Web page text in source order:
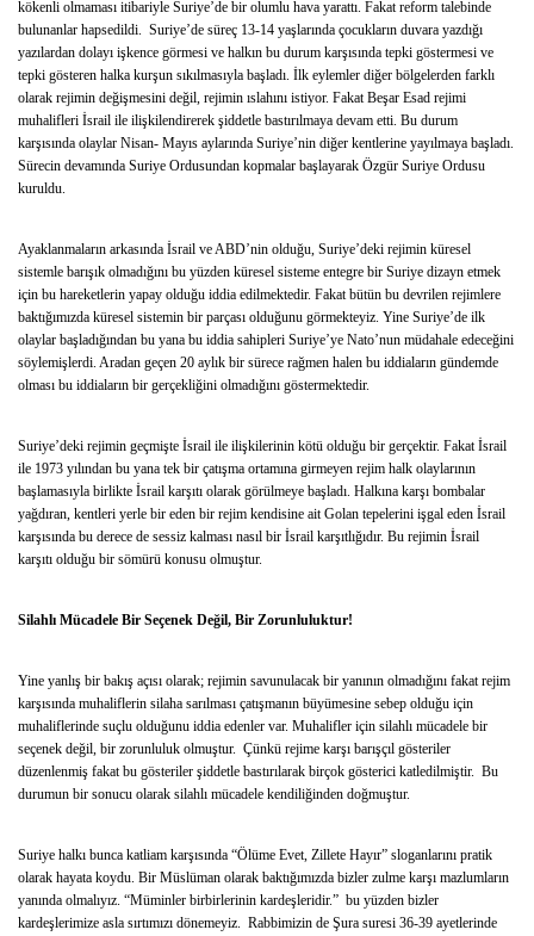
kökenli olmaması itibariyle Suriye’de bir olumlu hava yarattı. Fakat reform talebinde
bulunanlar hapsedildi. Suriye’de süreç 13-14 yaşlarında çocukların duvara yazdığı
yazılardan dolayı işkence görmesi ve halkın bu durum karşısında tepki göstermesi ve
tepki gösteren halka kurşun sıkılmasıyla başladı. İlk eylemler diğer bölgelerden farklı
olarak rejimin değişmesini değil, rejimin ıslahını istiyor. Fakat Beşar Esad rejimi
muhalifleri İsrail ile ilişkilendirerek şiddetle bastırılmaya devam etti. Bu durum
karşısında olaylar Nisan- Mayıs aylarında Suriye’nin diğer kentlerine yayılmaya başladı.
Sürecin devamında Suriye Ordusundan kopmalar başlayarak Özgür Suriye Ordusu
kuruldu.
Ayaklanmaların arkasında İsrail ve ABD’nin olduğu, Suriye’deki rejimin küresel
sistemle barışık olmadığını bu yüzden küresel sisteme entegre bir Suriye dizayn etmek
için bu hareketlerin yapay olduğu iddia edilmektedir. Fakat bütün bu devrilen rejimlere
baktığımızda küresel sistemin bir parçası olduğunu görmekteyiz. Yine Suriye’de ilk
olaylar başladığından bu yana bu iddia sahipleri Suriye’ye Nato’nun müdahale edeceğini
söylemişlerdi. Aradan geçen 20 aylık bir sürece rağmen halen bu iddiaların gündemde
olması bu iddiaların bir gerçekliğini olmadığını göstermektedir.
Suriye’deki rejimin geçmişte İsrail ile ilişkilerinin kötü olduğu bir gerçektir. Fakat İsrail
ile 1973 yılından bu yana tek bir çatışma ortamına girmeyen rejim halk olaylarının
başlamasıyla birlikte İsrail karşıtı olarak görülmeye başladı. Halkına karşı bombalar
yağdıran, kentleri yerle bir eden bir rejim kendisine ait Golan tepelerini işgal eden İsrail
karşısında bu derece de sessiz kalması nasıl bir İsrail karşıtlığıdır. Bu rejimin İsrail
karşıtı olduğu bir sömürü konusu olmuştur.
Silahlı Mücadele Bir Seçenek Değil, Bir Zorunluluktur!
Yine yanlış bir bakış açısı olarak; rejimin savunulacak bir yanının olmadığını fakat rejim
karşısında muhaliflerin silaha sarılması çatışmanın büyümesine sebep olduğu için
muhaliflerinde suçlu olduğunu iddia edenler var. Muhalifler için silahlı mücadele bir
seçenek değil, bir zorunluluk olmuştur. Çünkü rejime karşı barışçıl gösteriler
düzenlenmiş fakat bu gösteriler şiddetle bastırılarak birçok gösterici katledilmiştir. Bu
durumun bir sonucu olarak silahlı mücadele kendiliğinden doğmuştur.
Suriye halkı bunca katliam karşısında “Ölüme Evet, Zillete Hayır” sloganlarını pratik
olarak hayata koydu. Bir Müslüman olarak baktığımızda bizler zulme karşı mazlumların
yanında olmalıyız. “Müminler birbirlerinin kardeşleridir.” bu yüzden bizler
kardeşlerimize asla sırtımızı dönemeyiz. Rabbimizin de Şura suresi 36-39 ayetlerinde